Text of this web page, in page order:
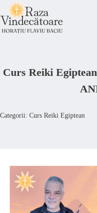
Sari
conținut
Curs Reiki
Categorii: Curs Reiki Egiptean